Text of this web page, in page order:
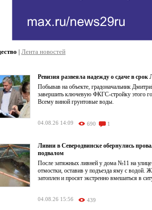
| Лента новостей
Ревизия развеяла надежду о сдаче в
Побывав на объекте, градоначальник
завершить ключевую ФКГС-стройку этого
Всему виной грунтовые воды.
04.08.26 14:09 690 1
Ливни в Северодвинске обернулись
подвалом
После затяжных ливней у дома №11 на
отмостки, оставив у подъезда яму с водой.
затоплен и просят экстренно вмешаться в
04.08.26 15:56 439